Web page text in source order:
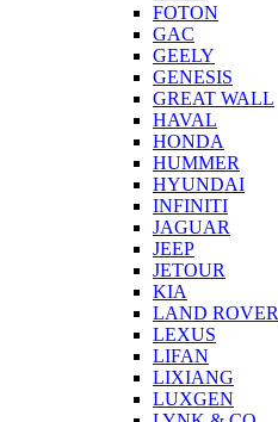
FOTON
GAC
GEELY
GENESIS
GREAT WALL
HAVAL
HONDA
HUMMER
HYUNDAI
INFINITI
JAGUAR
JEEP
JETOUR
KIA
LAND ROVER
LEXUS
LIFAN
LIXIANG
LUXGEN